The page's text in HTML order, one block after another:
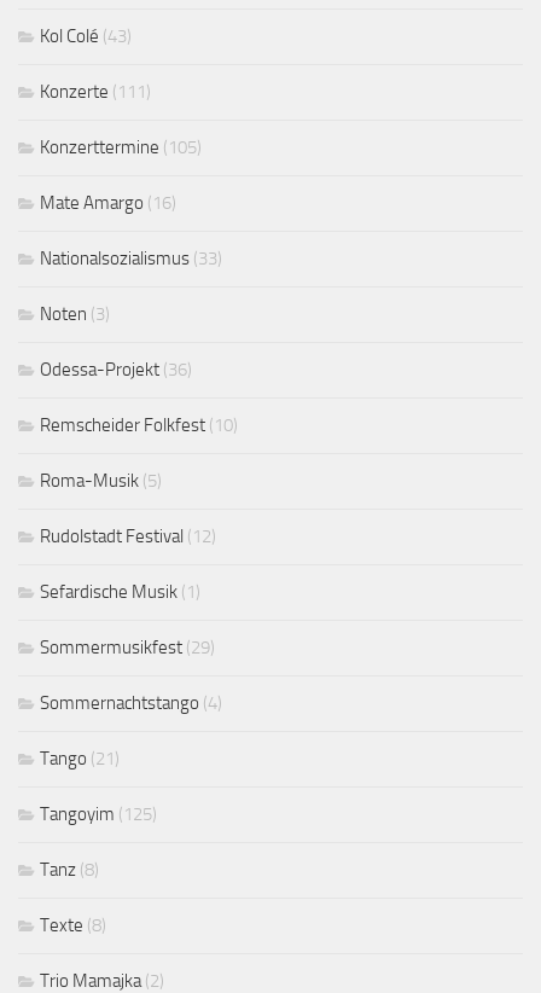
Kol Colé (43)
Konzerte (111)
Konzerttermine (105)
Mate Amargo (16)
Nationalsozialismus (33)
Noten (3)
Odessa-Projekt (36)
Remscheider Folkfest (10)
Roma-Musik (5)
Rudolstadt Festival (12)
Sefardische Musik (1)
Sommermusikfest (29)
Sommernachtstango (4)
Tango (21)
Tangoyim (125)
Tanz (8)
Texte (8)
Trio Mamajka (2)